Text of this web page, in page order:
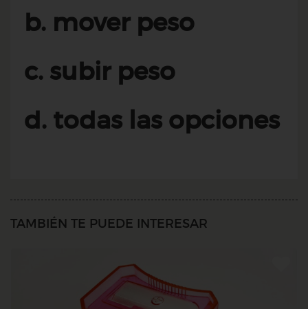
b. mover peso
c. subir peso
d. todas las opciones
TAMBIÉN TE PUEDE INTERESAR